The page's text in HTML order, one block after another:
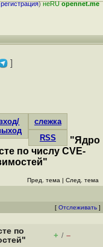
регистрация)неRUopennet.me
]
слежка
RSS
"Ядро
по числу CVE-
Пред. тема | След. тема
[ Отслеживать ]
по
+ / –